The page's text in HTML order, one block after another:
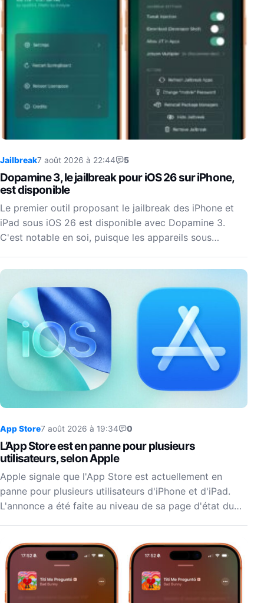
Jailbreak7 août 2026 à 22:44 5
Dopamine 3, le jailbreak pour iOS 26 sur iPhone,
est disponible
Le premier outil proposant le jailbreak des iPhone et
iPad sous iOS 26 est disponible avec Dopamine 3.
C'est notable en soi, puisque les appareils sous…
App Store7 août 2026 à 19:34 0
L’App Store est en panne pour plusieurs
utilisateurs, selon Apple
Apple signale que l'App Store est actuellement en
panne pour plusieurs utilisateurs d'iPhone et d'iPad.
L'annonce a été faite au niveau de sa page d'état du…